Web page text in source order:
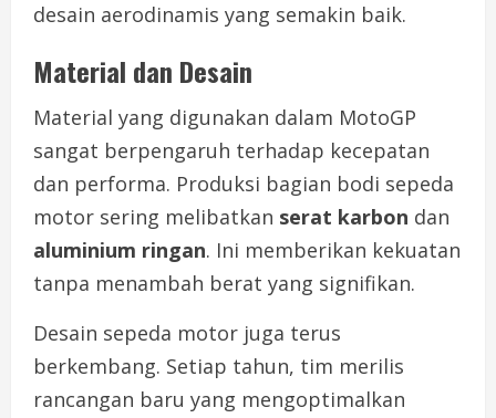
desain aerodinamis yang semakin baik.
Material dan Desain
Material yang digunakan dalam MotoGP
sangat berpengaruh terhadap kecepatan
dan performa. Produksi bagian bodi sepeda
motor sering melibatkan serat karbon dan
aluminium ringan. Ini memberikan kekuatan
tanpa menambah berat yang signifikan.
Desain sepeda motor juga terus
berkembang. Setiap tahun, tim merilis
rancangan baru yang mengoptimalkan